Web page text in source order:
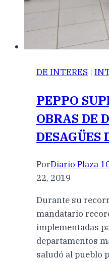
DE INTERES |
PEPPO
OBRAS DE
DESAGÜES
PorDiario Plaza
22, 2019
Durante su
mandatario
implementadas
departamentos
saludó al pueblo